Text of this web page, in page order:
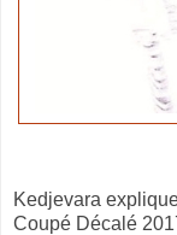
Kedjevara
Coupé Décalé